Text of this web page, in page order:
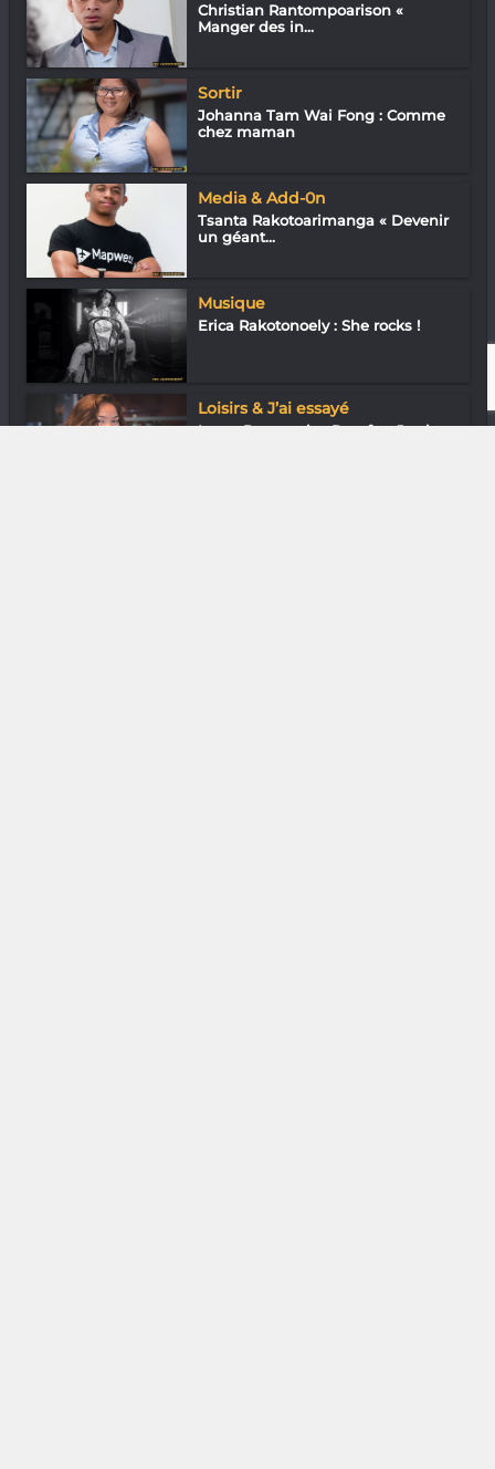
Christian Rantompoarison «
Manger des in...
Sortir
Johanna Tam Wai Fong : Comme
chez maman
Media & Add-0n
Tsanta Rakotoarimanga « Devenir
un géant...
Musique
Erica Rakotonoely : She rocks !
Loisirs & J’ai essayé
Laura Rasoanaivo Razafy « Je vise